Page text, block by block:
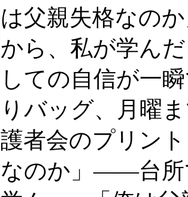
は父親失格なの
から、私が学ん
しての自信が一
りバッグ、月曜
護者会のプリン
なのか」——台所